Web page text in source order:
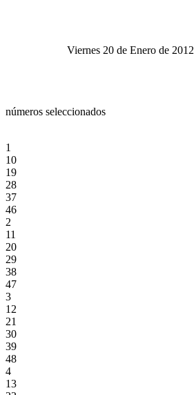
Viernes 20 de Enero de 2012
números seleccionados
1
10
19
28
37
46
2
11
20
29
38
47
3
12
21
30
39
48
4
13